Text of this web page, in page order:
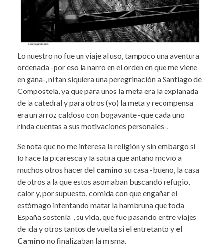
Lo nuestro no fue un viaje al uso, tampoco una aventura
ordenada -por eso la narro en el orden en que me viene
en gana-, ni tan siquiera una peregrinación a Santiago de
Compostela, ya que para unos la meta era la explanada
de la catedral y para otros (yo) la meta y recompensa
era un arroz caldoso con bogavante -que cada uno
rinda cuentas a sus motivaciones personales-.
Se nota que no me interesa la religión y sin embargo si
lo hace la picaresca y la sátira que antaño movió a
muchos otros hacer del camino su casa -bueno, la casa
de otros a la que estos asomaban buscando refugio,
calor y, por supuesto, comida con que engañar el
estómago intentando matar la hambruna que toda
España sostenía-, su vida, que fue pasando entre viajes
de ida y otros tantos de vuelta si el entretanto y el
Camino no finalizaban la misma.